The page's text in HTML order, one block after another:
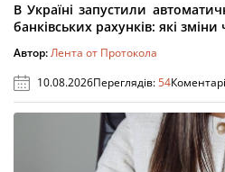
В Україні запустили
банківських рахунків: які
Автор:Лента от Протокола
10.08.2026Переглядів:54